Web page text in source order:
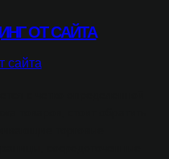
ОТ САЙТА